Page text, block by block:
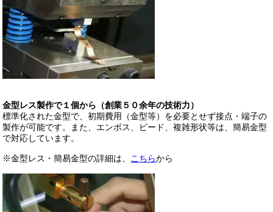
金型レス製作で１個から（創業５０余年の技術力）
標準化された金型で、初期費用（金型等）を必要とせず接点・端子の
製作が可能です。また、エンボス、ビード、複雑形状等は、簡易金型
で対応しています。
※金型レス・簡易金型の詳細は、 こちらから